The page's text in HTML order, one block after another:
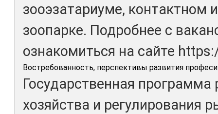
зооэзатариуме, контактном
зоопарке. Подробнее с
ознакомиться на сайте
Востребованность, перспективы развития
Государственная программа
хозяйства и регулирования